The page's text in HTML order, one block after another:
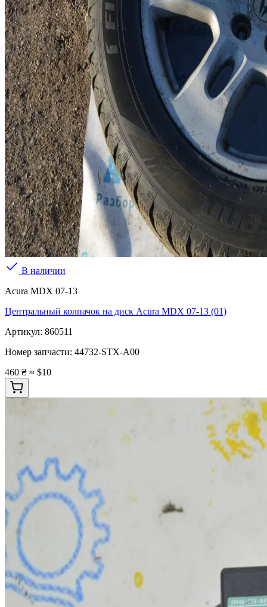
В наличии
Acura MDX 07-13
Центральный колпачок на диск Acura MDX 07-13 (01)
Артикул: 860511
Номер запчасти: 44732-STX-A00
460 ₴ ≈ $10